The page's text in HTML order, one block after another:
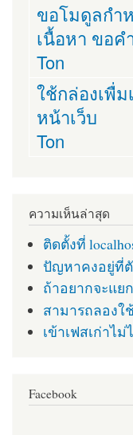
ขอโมดูลกำ
เนื้อหา ขอค
Ton
ใช้กล่องเพื่
หน้าเว็บ
Ton
ความเห็นล่าสุด
ติดตั้งที่
ปัญหาคงอยู่ที่ตั
ถ้าอยากจะแย
สามารถลองใ
เข้าเฟสเก่าไ
Facebook